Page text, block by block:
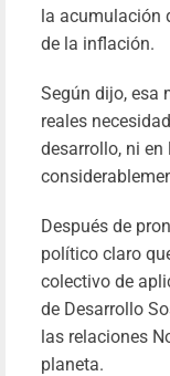
la acumulación
de la inflación.
Según dijo, esa
reales
desarrollo, ni en
Después de
político claro
colectivo de
de Desarrollo
las relaciones
planeta.